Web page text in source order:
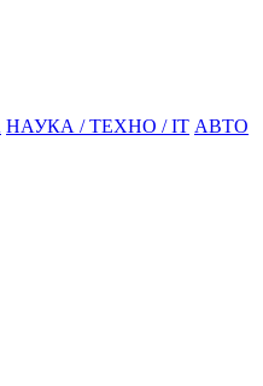
НАУКА / ТЕХНО / IT АВТО